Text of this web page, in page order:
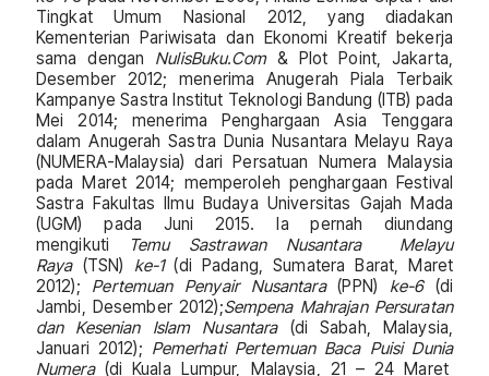
Tingkat Umum Nasional 2012, yang diadakan
Kementerian Pariwisata dan Ekonomi Kreatif bekerja
sama dengan NulisBuku.Com& Plot Point, Jakarta,
Desember 2012; menerima Anugerah Piala Terbaik
Kampanye Sastra Institut Teknologi Bandung (ITB) pada
Mei 2014; menerima Penghargaan Asia Tenggara
dalam Anugerah Sastra Dunia Nusantara Melayu Raya
(NUMERA-Malaysia) dari Persatuan Numera Malaysia
pada Maret 2014; memperoleh penghargaan Festival
Sastra Fakultas Ilmu Budaya Universitas Gajah Mada
(UGM) pada Juni 2015. Ia pernah diundang
mengikuti
Temu Sastrawan Nusantara Melayu
Raya(TSN) ke-1(di Padang, Sumatera Barat, Maret
2012); Pertemuan Penyair Nusantara(PPN) ke-6(di
Jambi, Desember 2012);Sempena Mahrajan Persuratan
dan Kesenian Islam Nusantara(di Sabah, Malaysia,
Januari 2012); Pemerhati Pertemuan Baca Puisi Dunia
Numera(di Kuala Lumpur, Malaysia, 21 – 24 Maret